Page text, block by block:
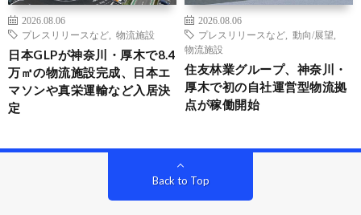
2026.08.06
プレスリリースなど
物流施設
日本GLPが神奈川・厚木で8.4
万㎡の物流施設完成、日本エ
マソンや真栄運輸など入居決
定
2026.08.06
プレスリリースなど
動向/展望
物流施設
住友林業グループ、神奈川・
厚木で初の自社運営型物流拠
点が稼働開始
Back to Top